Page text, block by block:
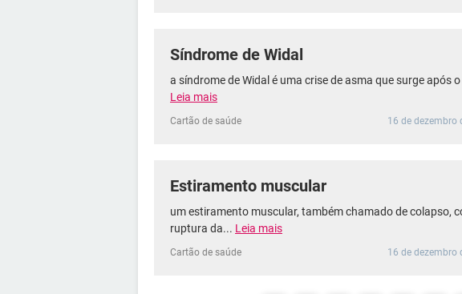
Síndrome de Widal
a síndrome de Widal é uma crise de asma que surge após
Leia mais
Cartão de saúde 16 de dezembro
Estiramento muscular
um estiramento muscular, também chamado de colapso,
ruptura da... Leia mais
Cartão de saúde 16 de dezembro